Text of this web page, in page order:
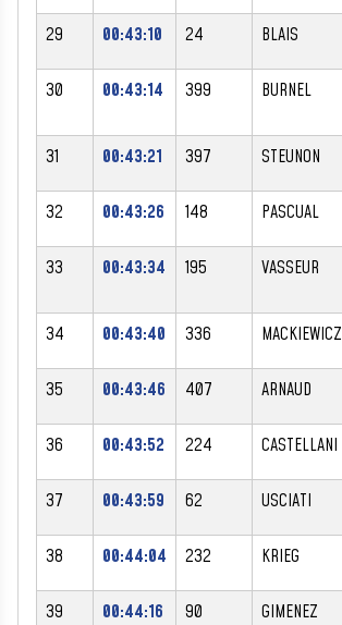
29 00:43:10 24 BLAIS
30 00:43:14 399 BURNEL
31 00:43:21 397 STEUNON
32 00:43:26 148 PASCUAL
33 00:43:34 195 VASSEUR
34 00:43:40 336 MACKIEWICZ
35 00:43:46 407 ARNAUD
36 00:43:52 224 CASTELLANI
37 00:43:59 62 USCIATI
38 00:44:04 232 KRIEG
39 00:44:16 90 GIMENEZ